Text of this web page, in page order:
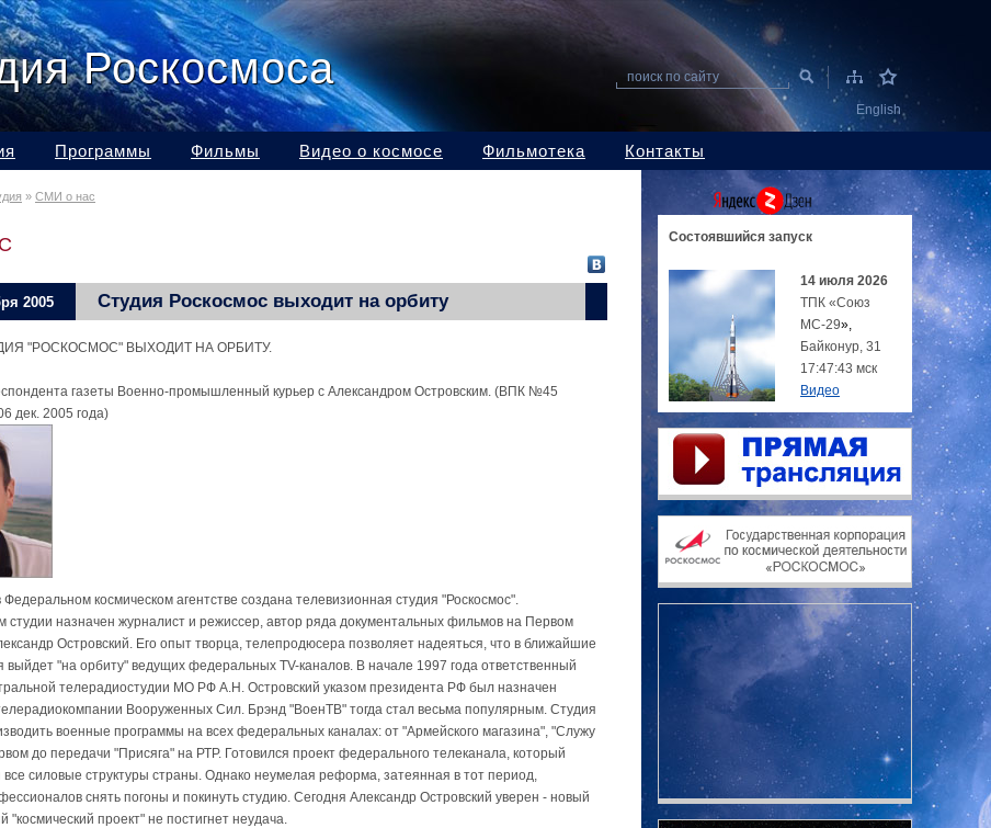
Роскосмоса поиск по сайту
English
Программы Фильмы Видео о космосе Фильмотека Контакты
» СМИ о нас
2005 Студия Роскосмос выходит на орбиту
"РОСКОСМОС" ВЫХОДИТ НА ОРБИТУ.
газеты Военно-промышленный курьер с Александром Островским. (ВПК №45
дек. 2005 года)
Федеральном космическом агентстве создана телевизионная студия "Роскосмос".
студии назначен журналист и режиссер, автор ряда документальных фильмов на Первом
Островский. Его опыт творца, телепродюсера позволяет надеяться, что в ближайшие
выйдет "на орбиту" ведущих федеральных TV-каналов. В начале 1997 года ответственный
телерадиостудии МО РФ А.Н. Островский указом президента РФ был назначен
Вооруженных Сил. Брэнд "ВоенТВ" тогда стал весьма популярным. Студия
военные программы на всех федеральных каналах: от "Армейского магазина", "Служу
до передачи "Присяга" на РТР. Готовился проект федерального телеканала, который
силовые структуры страны. Однако неумелая реформа, затеянная в тот период,
снять погоны и покинуть студию. Сегодня Александр Островский уверен - новый
"космический проект" не постигнет неудача.
Состоявшийся запуск
14 июля 2026
ТПК «Союз
МС-29»,
Байконур, 31
17:47:43 мск
Видео